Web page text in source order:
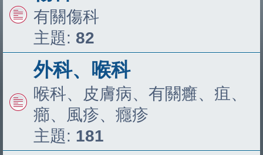
有關傷科
主題: 82
外科、喉科
喉科、皮膚病、有關癰、疽、
癤、風疹、癮疹
主題: 181